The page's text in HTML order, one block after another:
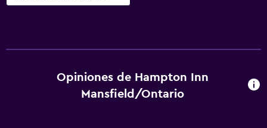
Opiniones de Hampton Inn
Mansfield/Ontario